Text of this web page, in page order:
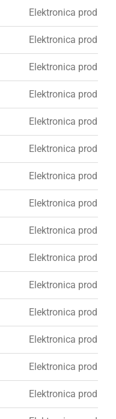
Elektronica
Elektronica
Elektronica
Elektronica
Elektronica
Elektronica
Elektronica
Elektronica
Elektronica
Elektronica
Elektronica
Elektronica
Elektronica
Elektronica
Elektronica